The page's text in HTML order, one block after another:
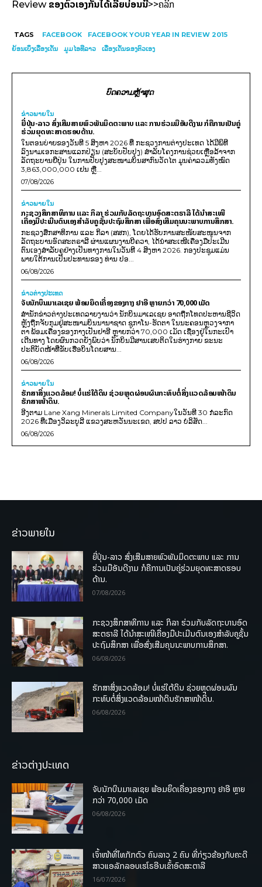
Review ຂອງ​ຕົວ​ເອງ​ກັນ​ໄດ້​ເລີຍ​ບ່ອນນີ້>>ຄລິກ
TAGS FACEBOOK
FACEBOOK YOUR YEAR IN REVIEW 2015
ຍ້ອນເບິ່ງເລື່ອງເດັ່ນ
ມູມໄອທີລາວ ເລື່ອງເດັ່ນຂອງຕົວເອງ
ບົດຄວາມຫຼ້າສຸດ
ຂ່າວພາຍ​ໃນ
ຍີ່ປຸ່ນ-ລາວ ສົ່ງເສີມສາຍພົວພັນມິດຕະພາບ ແລະ ການຮ່ວມມືອັນດີງາມ ກໍຄືການເປັນຄູ່
ຮ່ວມຍຸດທະສາດຮອບດ້ານ.
ໃນຕອນບ່າຍຂອງວັນທີ 5 ສິງຫາ 2026 ທີ່ ກະຊວງການຕ່າງປະເທດ ໄດ້ມີພິທີ
ລົງນາມເອກະສານແລກປ່ຽນ (ສະບັບປັບປຸງ) ສໍາລັບໂຄງການຊ່ວຍເຫຼືອລ້າຈາກ
ລັດຖະບານຍີ່ປຸ່ນ ໃນການປັບປຸງສະໜາມບິນສາກົນວັດໄຕ ມູນຄ່າລວມທັງໝົດ
3,863,000,000 ເຢນ ຫຼື...
07/08/2026
ຂ່າວພາຍ​ໃນ
ກະຊວງສຶກສາທິການ ແລະ ກິລາ ຮ່ວມກັບລັດຖະບານອົດສະຕຣາລີ ໄດ້ນຳສະເໜີ
ເຄື່ອງມືປະເມີນຕົນເອງສຳລັບຄູຊັ້ນປະຖົມສຶກສາ ເພື່ອສົ່ງເສີມຄຸນນະພາບການສຶກສາ.
ກະຊວງສຶກສາທິການ ແລະ ກິລາ (ສສກ), ໂດຍໄດ້ຮັບການສະໜັບສະໜູນຈາກ
ລັດຖະບານອົດສະຕຣາລີ ຜ່ານແຜນງານບີຄວາ, ໄດ້ນຳສະເໜີເຄື່ອງມືປະເມີນ
ຕົນເອງສຳລັບຄູຢ່າງເປັນທາງການໃນວັນທີ 4 ສິງຫາ 2026. ກອງປະຊຸມແມ່ນ
ພາຍໃຕ້ການເປັນປະທານຂອງ ທ່ານ ປອ...
06/08/2026
ຂ່າວຕ່າງປະເທດ
ຈັບນັກບິນມາເລເຊຍ ພ້ອມຍຶດເຄື່ອງຂອງກາງ ຢາອີ ຫຼາຍກວ່າ 70,000 ເມັດ
ສຳນັກຂ່າວຕ່າງປະເທດລາຍງານວ່າ ນັກບິນມາເລເຊຍ ອາດຖືກໂທດປະຫານຊີວິດ
ຫຼັງຖືກຈັບກຸມຢູ່ສະໜາມບິນນານາຊາດ ຊູກາໂນ-ຮັດຕາ ໃນນະຄອນຫຼວງຈາກາ
ຕາ ພ້ອມເຄື່ອງຂອງກາງເປັນຢາອີ ຫຼາຍກວ່າ 70,000 ເມັດ ເຊື່ອງຢູ່ໃນກະເປົາ
ເດີນທາງ ໂດຍຜົນກວດຍັງພົບວ່າ ນັກບິນມີສານເສບຕິດໃນຮ່າງກາຍ ຂະນະ
ປະຕິບັດໜ້າທີ່ຂັບເຮືອບິນໂດຍສານ...
06/08/2026
ຂ່າວພາຍ​ໃນ
ຮັກສາສິ່ງແວດລ້ອມ! ບໍ່ແຮ່ໃຕ້ດິນ ຊ່ວຍຫຼຸດຜ່ອນຜົນກະທົບຕໍ່ສິ່ງແວດລ້ອມໜ້າດິນ
ຮັກສາໜ້າດິນ.
ອີງຕາມ Lane Xang Minerals Limited Companyໃນວັນທີ 30 ກໍລະກົດ
2026 ທີ່ເມືອງວິລະບູລີ ແຂວງສະຫວັນນະເຂດ, ສປປ ລາວ ບໍລິສັດ...
06/08/2026
ຂ່າວພາຍໃນ
ຍີ່ປຸ່ນ-ລາວ ສົ່ງເສີມສາຍພົວພັນມິດຕະພາບ ແລະ ການ
ຮ່ວມມືອັນດີງາມ ກໍຄືການເປັນຄູ່ຮ່ວມຍຸດທະສາດຮອບ
ດ້ານ.
07/08/2026
ກະຊວງສຶກສາທິການ ແລະ ກິລາ ຮ່ວມກັບລັດຖະບານອົດ
ສະຕຣາລີ ໄດ້ນຳສະເໜີເຄື່ອງມືປະເມີນຕົນເອງສຳລັບຄູຊັ້ນ
ປະຖົມສຶກສາ ເພື່ອສົ່ງເສີມຄຸນນະພາບການສຶກສາ.
06/08/2026
ຮັກສາສິ່ງແວດລ້ອມ! ບໍ່ແຮ່ໃຕ້ດິນ ຊ່ວຍຫຼຸດຜ່ອນຜົນ
ກະທົບຕໍ່ສິ່ງແວດລ້ອມໜ້າດິນຮັກສາໜ້າດິນ.
06/08/2026
ຂ່າວຕ່າງປະເທດ
ຈັບນັກບິນມາເລເຊຍ ພ້ອມຍຶດເຄື່ອງຂອງກາງ ຢາອີ ຫຼາຍ
ກວ່າ 70,000 ເມັດ
06/08/2026
ເຈົ້າໜ້າທີ່ໄທກັກຕົວ ຄົນລາວ 2 ຄົນ ທີ່ກ່ຽວຂ້ອງກັບຄະດີ
ສາວແອລັກລອບເຮໂຣອີນເຂົ້າອົດສະຕາລີ
16/07/2026